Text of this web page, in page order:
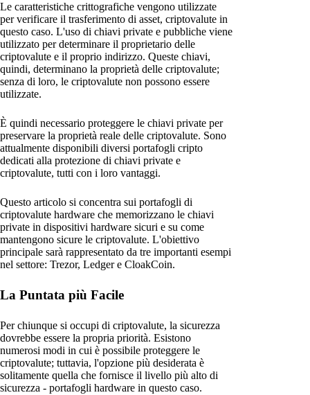
Le caratteristiche crittografiche vengono utilizzate
per verificare il trasferimento di asset, criptovalute in
questo caso. L'uso di chiavi private e pubbliche viene
utilizzato per determinare il proprietario delle
criptovalute e il proprio indirizzo. Queste chiavi,
quindi, determinano la proprietà delle criptovalute;
senza di loro, le criptovalute non possono essere
utilizzate.
È quindi necessario proteggere le chiavi private per
preservare la proprietà reale delle criptovalute. Sono
attualmente disponibili diversi portafogli cripto
dedicati alla protezione di chiavi private e
criptovalute, tutti con i loro vantaggi.
Questo articolo si concentra sui portafogli di
criptovalute hardware che memorizzano le chiavi
private in dispositivi hardware sicuri e su come
mantengono sicure le criptovalute. L'obiettivo
principale sarà rappresentato da tre importanti esempi
nel settore: Trezor, Ledger e CloakCoin.
La Puntata più Facile
Per chiunque si occupi di criptovalute, la sicurezza
dovrebbe essere la propria priorità. Esistono
numerosi modi in cui è possibile proteggere le
criptovalute; tuttavia, l'opzione più desiderata è
solitamente quella che fornisce il livello più alto di
sicurezza - portafogli hardware in questo caso.